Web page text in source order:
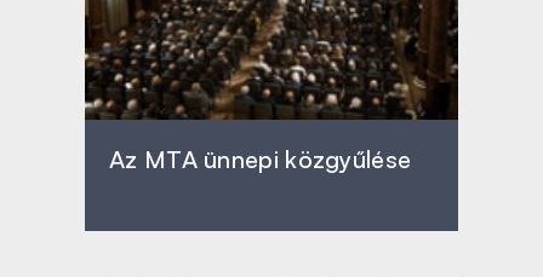
Az MTA ünnepi közgyűlése